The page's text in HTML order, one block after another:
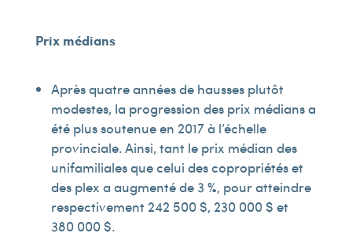
Prix médians
Après quatre années de hausses plutôt
modestes, la progression des prix médians a
été plus soutenue en 2017 à l’échelle
provinciale. Ainsi, tant le prix médian des
unifamiliales que celui des copropriétés et
des plex a augmenté de 3 %, pour atteindre
respectivement 242 500 $, 230 000 $ et
380 000 $.